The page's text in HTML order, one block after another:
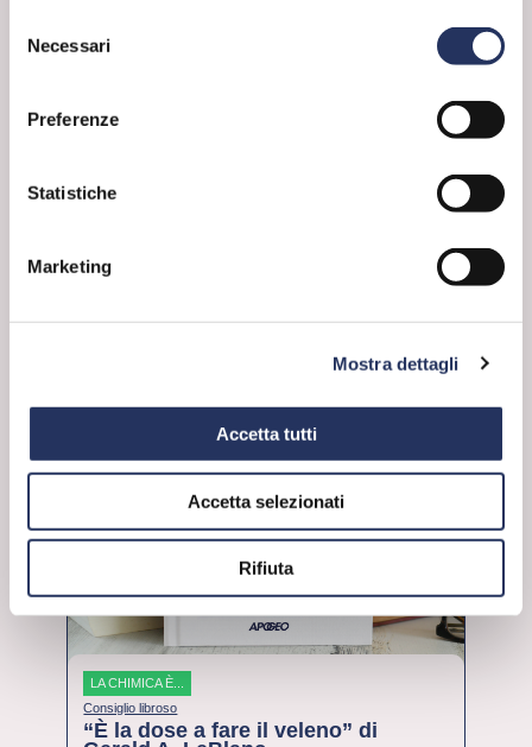
delNecessari
Preferenze
Statistiche
Marketing
Mostra dettagli
Accetta tutti
Accetta selezionati
Rifiuta
LA CHIMICA È...
LA CHIMICA È...
Consiglio libroso
“È la dose a fare il veleno” di